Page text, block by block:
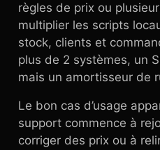
règles de prix ou
multiplier les scripts
stock, clients et
plus de 2 systèmes, un
mais un amortisseur de
Le bon cas d’usage
support commence à
corriger des prix ou à